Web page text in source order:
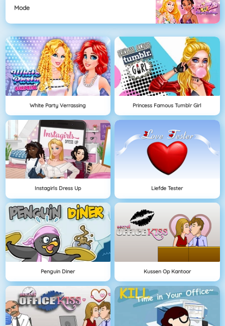
Mode
White Party Verrassing Princess Famous Tumblr Girl
Instagirls Dress Up Liefde Tester
Penguin Diner Kussen Op Kantoor